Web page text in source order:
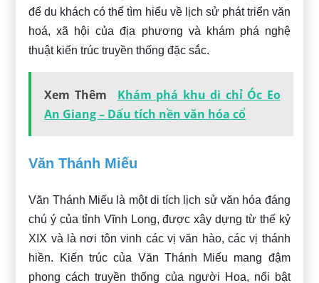
để du khách có thể tìm hiểu về lịch sử phát triển văn
hoá, xã hội của địa phương và khám phá nghệ
thuật kiến trúc truyền thống đặc sắc.
Xem Thêm
Khám phá khu di chỉ Óc Eo
An Giang – Dấu tích nền văn hóa cổ
Văn Thánh Miếu
Văn Thánh Miếu là một di tích lịch sử văn hóa đáng
chú ý của tỉnh Vĩnh Long, được xây dựng từ thế kỷ
XIX và là nơi tôn vinh các vị văn hào, các vị thánh
hiền. Kiến trúc của Văn Thánh Miếu mang đậm
phong cách truyền thống của người Hoa, nổi bật